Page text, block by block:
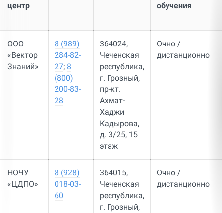
центр
обучения
ООО
«Вектор
Знаний»
8 (989)
284-82-
27; 8
(800)
200-83-
28
364024,
Чеченская
республика,
г. Грозный,
пр-кт.
Ахмат-
Хаджи
Кадырова,
д. 3/25, 15
этаж
Очно /
дистанционно
НОЧУ
«ЦДПО»
8 (928)
018-03-
60
364015,
Чеченская
республика,
г. Грозный,
Очно /
дистанционно